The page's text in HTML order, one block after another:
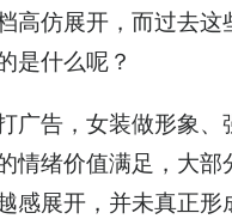
高仿展开，而过去这
是什么呢？
广告，女装做形象、
情绪价值满足，大部
感展开，并未真正形